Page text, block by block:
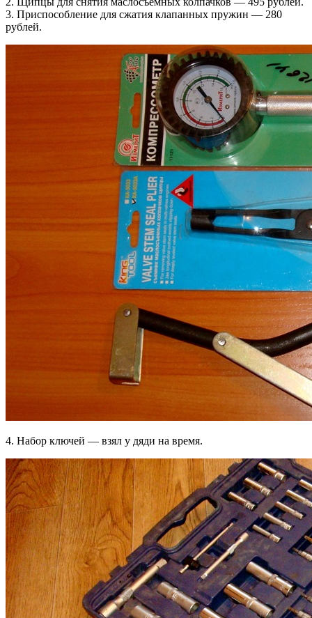
3. Приспособление для сжатия клапанных пружин — 280
рублей.
4. Набор ключей — взял у дяди на время.